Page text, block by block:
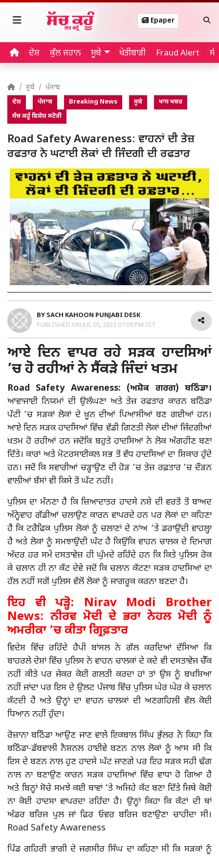
Epaper
ਦੇਸ਼ ਕੁੱਲ ਜਹਾਨ ਸੂਬੇ ਖੇਤੀਬਾੜੀ Fraud Alert
ਸੂਬੇ ਪੰਜਾਬ
ਦੇਸ਼ ਪੰਜਾਬ Breaking News ਸੂਬੇ
ਖਾਸ ਖਬਰ
ਸੱਚ ਕਹੂੰ ਵਿਸ਼ੇਸ਼ ਸਟੋਰੀ
Road Safety Awareness: ਵਾਹਨਾਂ ਦੀ ਤੇਜ਼
ਰਫਤਾਰ ਨੇ ਘਟਾਈ ਲੋਕਾਂ ਦੀ ਜਿੰਦਗੀ ਦੀ ਰਫਤਾਰ
BY SACH KAHOON PUNJABI DESK
PUBLISHED ON JUL 05, 2025 07:09 PM IST
ਆਏ ਦਿਨ ਵਾਪਰ ਰਹੇ ਸੜਕ ਹਾਦਸਿਆਂ
’ਚ ਹੋ ਰਹੀਆਂ ਨੇ ਸੈਂਕੜੇ ਜਿੰਦਾਂ ਖਤਮ
Road Safety Awareness: (ਅਸ਼ੋਕ ਗਰਗ) ਬਠਿੰਡਾ।
ਆਵਾਜਾਈ ਨਿਯਮਾਂ ਦੀ ਉਲੰਘਣਾ ਅਤੇ ਤੇਜ਼ ਰਫਤਾਰ ਕਾਰਨ ਬਠਿੰਡਾ
ਪੱਟੀ ’ਚ ਸੜਕਾਂ ਲੋਕਾਂ ਦੇ ਖ਼ੂਨ ਦੀਆਂ ਪਿਆਸੀਆਂ ਬਣ ਗਈਆਂ ਹਨ।
ਆਏ ਦਿਨ ਸੜਕ ਹਾਦਸਿਆਂ ਵਿੱਚ ਵੱਡੀ ਗਿਣਤੀ ਲੋਕਾਂ ਦੀਆਂ ਜਿੰਦਗੀਆਂ
ਖਤਮ ਹੋ ਰਹੀਆਂ ਹਨ ਜਦੋਂਕਿ ਬਹੁਤੇ ਹਾਦਸਿਆਂ ਨੇ ਲੋਕ ਅੰਗਹੀਣ ਬਣਾ
ਦਿੱਤੇ। ਕਾਰਾਂ ਅਤੇ ਮੋਟਰਸਾਈਕਲ ਸਭ ਤੋਂ ਵੱਧ ਹਾਦਸਿਆਂ ਦਾ ਸ਼ਿਕਾਰ ਹੁੰਦੇ
ਹਨ। ਜਦੋਂ ਕਿ ਸਵਾਰੀਆਂ ਚੜ੍ਹਾਉਣ ਦੀ ਹੋੜ ’ਚ ਤੇਜ਼ ਰਫ਼ਤਾਰ ’ਚ ਦੌੜਨ
ਵਾਲੀਆਂ ਬੱਸਾਂ ਵੀ ਕਿਸੇ ਤੋਂ ਘੱਟ ਨਹੀਂ।
ਪੁਲਿਸ ਦਾ ਮੰਨਣਾ ਹੈ ਕਿ ਜ਼ਿਆਦਾਤਰ ਹਾਦਸੇ ਨਸ਼ੇ ਦੀ ਵਰਤੋਂ ਤੋਂ ਬਾਅਦ
ਅੰਨ੍ਹੇਵਾਹ ਗੱਡੀਆਂ ਚਲਾਉਣ ਕਾਰਨ ਵਾਪਰਦੇ ਹਨ ਪਰ ਲੋਕਾਂ ਦਾ ਕਹਿਣਾ
ਹੈ ਕਿ ਟਰੈਫਿਕ ਪੁਲਿਸ ਲੋਕਾਂ ਨੂੰ ਚਲਾਣਾਂ ਦੇ ਨਾਂਅ ’ਤੇ ਡਰਾਉਂਦੀ ਵਾਹਲ੍ਹਾ
ਹੈ ਅਤੇ ਲੋਕਾਂ ਨੂੰ ਸਮਝਾਉਂਦੀ ਘੱਟ ਹੈ ਕਿਉਂਕਿ ਵਾਹਨ ਚਾਲਕ ਦੇ ਦਿਮਾਗ
ਅੰਦਰ ਹਰ ਸਮੇਂ ਦਸਤਾਵੇਜ਼ ਹੀ ਘੁੰਮਦੇ ਰਹਿੰਦੇ ਹਨ ਕਿ ਕਿਤੇ ਪੁਲਿਸ ਰੋਕ
ਕੇ ਚਲਾਨ ਹੀ ਨਾ ਕੱਟ ਦੇਵੇ ਜਦੋਂ ਕਿ ਚਲਾਨ ਕੱਟਣਾ ਸੜਕ ਹਾਦਸਿਆਂ ਦਾ
ਹੱਲ ਨਹੀਂ ਸਗੋਂ ਪੁਲਿਸ ਵੱਲੋਂ ਲੋਕਾਂ ਨੂੰ ਜਾਗਰੂਕ ਕਰਨਾ ਬਣਦਾ ਹੈ।
ਇਹ ਵੀ ਪੜ੍ਹੋ: Nirav Modi Brother
News: ਨੀਰਵ ਮੋਦੀ ਦੇ ਭਰਾ ਨੇਹਲ ਮੋਦੀ ਨੂੰ
ਅਮਰੀਕਾ ’ਚ ਕੀਤਾ ਗ੍ਰਿਫ਼ਤਾਰ
ਵਿਦੇਸ਼ ਵਿੱਚ ਰਹਿੰਦੇ ਹੈਪੀ ਬਾਂਸਲ ਨੇ ਗੱਲ ਕਰਦਿਆਂ ਦੱਸਿਆ ਕਿ
ਬਾਹਰਲੇ ਦੇਸ਼ਾਂ ਵਿੱਚ ਪੁਲਿਸ ਨੇ ਵਾਹਨ ਚਾਲਕਾਂ ਦੇ ਕਦੇ ਵੀ ਦਸਤਾਵੇਜ ਚੈੱਕ
ਨਹੀਂ ਕੀਤੇ ਪਰ ਜੇਕਰ ਕੋਈ ਗਲਤੀ ਕਰਦਾ ਹਾਂ ਤਾਂ ਉਸ ਨੂੰ ਬਖਸ਼ਿਆ
ਨਹੀਂ ਜਾਂਦਾ ਪਰ ਇਸ ਦੇ ਉਲਟ ਪੰਜਾਬ ਵਿੱਚ ਪੁਲਿਸ ਘੇਰ ਘੇਰ ਕੇ ਚਲਾਨ
ਕੱਟਦੀ ਹੈ ਅਤੇ ਉਨ੍ਹਾਂ ਦਾ ਵਾਹਨ ਚਾਲਕਾਂ ਦੀ ਅਣਗਹਿਲੀ ਵੱਲ ਕੋਈ
ਧਿਆਨ ਨਹੀਂ ਹੁੰਦਾ।
ਰੋਜ਼ਾਨਾ ਬਠਿੰਡਾ ਆਉਣ ਜਾਣ ਵਾਲੇ ਇਕਬਾਲ ਸਿੰਘ ਭੁੱਲਰ ਨੇੇ ਕਿਹਾ ਕਿ
ਬਠਿੰਡਾ-ਡੱਬਵਾਲੀ ਨੈਸ਼ਨਲ ਹਾਈਵੇ ਬਣਨ ਨਾਲ ਲੋਕਾਂ ਨੂੰ ਆਸ ਸੀ ਕਿ
ਇਸ ਦੇ ਬਣਨ ਨਾਲ ਹੁਣ ਹਾਦਸੇ ਘੱਟ ਜਾਣਗੇ ਪਰ ਇਹ ਸੜਕ ਸਹੀ ਢੰਗ
ਨਾਲ ਨਾ ਬਣਾਉਣ ਕਾਰਨ ਸੜਕ ਹਾਦਸਿਆਂ ਵਿੱਚ ਵਾਧਾ ਹੋ ਗਿਆ ਹੈ
ਅਤੇ ਬਿਨ੍ਹਾਂ ਸੋਚੇ ਸਮਝੇ ਕਈ ਥਾਵਾਂ ’ਤੇ ਅਜਿਹੇ ਕੱਟ ਬਣਾ ਦਿੱਤੇ ਜਿਥੇ ਕੋਈ
ਨਾ ਕੋਈ ਹਾਦਸਾ ਵਾਪਰਦਾ ਰਹਿੰਦਾ ਹੈ। ਉਨ੍ਹਾਂ ਕਿਹਾ ਕਿ ਕੱਟਾਂ ਦੀ ਥਾਂ
ਅੰਡਰ ਬਰਿਜ ਪੁਲ ਜਾਂ ਫਿਰ ਓਵਰ ਬਰਿਜ ਬਣਾਉਣਾ ਚਾਹੀਦਾ ਸੀ।
Road Safety Awareness
ਪਿੰਡ ਗਹਿਰੀ ਭਾਗੀ ਦੇ ਜਗਸੀਰ ਸਿੰਘ ਦਾ ਕਹਿਣਾ ਸੀ ਕਿ ਸੜਕਾਂ ਨੂੰ